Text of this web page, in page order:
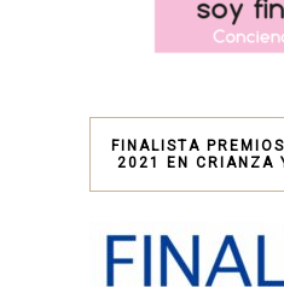
FINALISTA
2021 EN CRIANZA